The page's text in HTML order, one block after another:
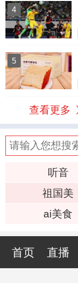
4
5
查看更多
听音
祖国美
ai美食
首页 直播